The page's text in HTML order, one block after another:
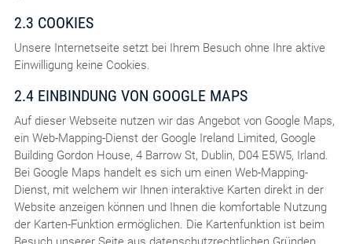
2.3 COOKIES
Unsere Internetseite setzt bei Ihrem Besuch ohne Ihre aktive
Einwilligung keine Cookies.
2.4 EINBINDUNG VON GOOGLE MAPS
Auf dieser Webseite nutzen wir das Angebot von Google Maps,
ein Web-Mapping-Dienst der Google Ireland Limited, Google
Building Gordon House, 4 Barrow St, Dublin, D04 E5W5, Irland.
Bei Google Maps handelt es sich um einen Web-Mapping-
Dienst, mit welchem wir Ihnen interaktive Karten direkt in der
Website anzeigen können und Ihnen die komfortable Nutzung
der Karten-Funktion ermöglichen. Die Kartenfunktion ist beim